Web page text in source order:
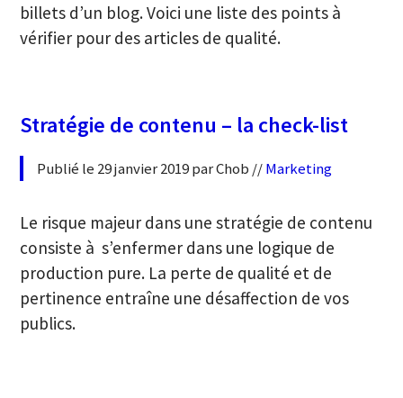
billets d’un blog. Voici une liste des points à
vérifier pour des articles de qualité.
Stratégie de contenu – la check-list
Publié le 29 janvier 2019 par Chob //Marketing
Le risque majeur dans une stratégie de contenu
consiste à s’enfermer dans une logique de
production pure. La perte de qualité et de
pertinence entraîne une désaffection de vos
publics.